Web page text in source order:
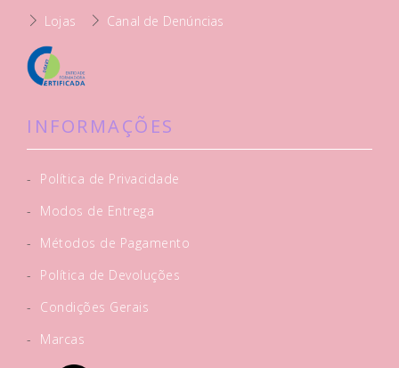
Lojas Canal de Denúncias
INFORMAÇÕES
-
Política de Privacidade
-
Modos de Entrega
-
Métodos de Pagamento
-
Política de Devoluções
-
Condições Gerais
-
Marcas